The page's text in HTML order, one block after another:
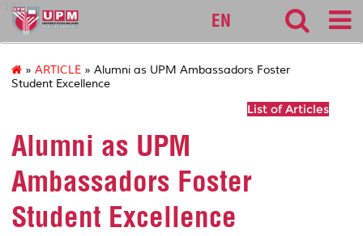
127
EN
» ARTICLE » Alumni as UPM Ambassadors Foster
Student Excellence
List of Articles
Alumni as UPM
Ambassadors Foster
Student Excellence